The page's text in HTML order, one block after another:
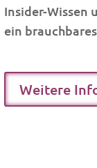
Insider-Wissen
ein
Weitere